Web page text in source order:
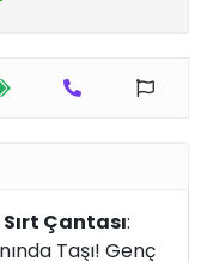
Çantası:
Taşı! Genç